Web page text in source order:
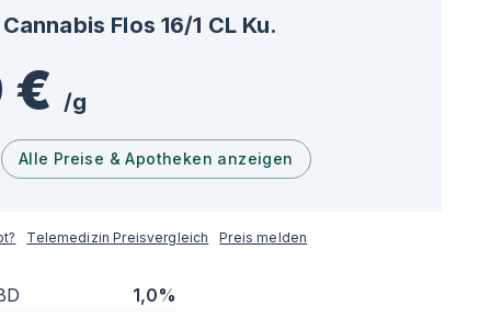
Cannabis Flos 16/1 CL Ku.
€ /g
Alle Preise & Apotheken anzeigen
Telemedizin Preisvergleich Preis melden
1,0%